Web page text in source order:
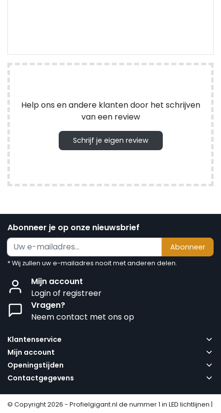
Help ons en andere klanten door het schrijven
van een review
Schrijf je eigen review
Abonneer je op onze nieuwsbrief
Abonneer
* Wij zullen uw e-mailadres nooit met anderen delen.
Mijn account
Login of registreer
Vragen?
Neem contact met ons op
Klantenservice
Mijn account
Openingstijden
Contactgegevens
© Copyright 2026 - Profielgigant.nl de nummer 1 in LED lichtlijnen |